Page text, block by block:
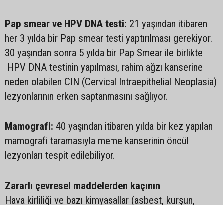
Pap smear ve HPV DNA testi: 21 yaşından itibaren
her 3 yılda bir Pap smear testi yaptırılması gerekiyor.
30 yaşından sonra 5 yılda bir Pap Smear ile birlikte
HPV DNA testinin yapılması, rahim ağzı kanserine
neden olabilen CIN (Cervical Intraepithelial Neoplasia)
lezyonlarının erken saptanmasını sağlıyor.
Mamografi: 40 yaşından itibaren yılda bir kez yapılan
mamografi taramasıyla meme kanserinin öncül
lezyonları tespit edilebiliyor.
Zararlı çevresel maddelerden kaçının
Hava kirliliği ve bazı kimyasallar (asbest, kurşun,